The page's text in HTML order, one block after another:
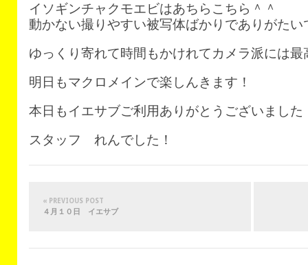
イソギンチャクモエビはあちらこちら＾＾
動かない撮りやすい被写体ばかりでありがたい
ゆっくり寄れて時間もかけれてカメラ派には最
明日もマクロメインで楽しんきます！
本日もイエサブご利用ありがとうございました
スタッフ れんでした！
« PREVIOUS POST
４月１０日 イエサブ